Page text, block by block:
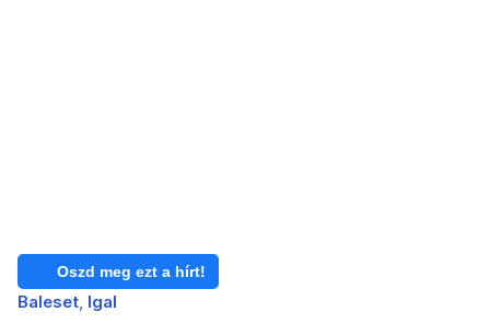
Oszd meg ezt a hírt!
Baleset Igal